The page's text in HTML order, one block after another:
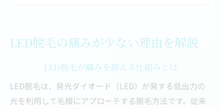
脱毛方法選びで重視したいLEDの特徴
脱毛方法比較でわかるLEDの魅力
LED脱毛が選ばれる理由とポイント
敏感肌にも対応するLED脱毛の特徴
脱毛で痛み軽減を叶えるLED特有の工夫
LED脱毛の痛みが少ない理由を解説
LED脱毛が痛みを抑える仕組みとは
LED脱毛は、発光ダイオード（LED）が発する低出力の
光を利用して毛根にアプローチする脱毛方法です。従来